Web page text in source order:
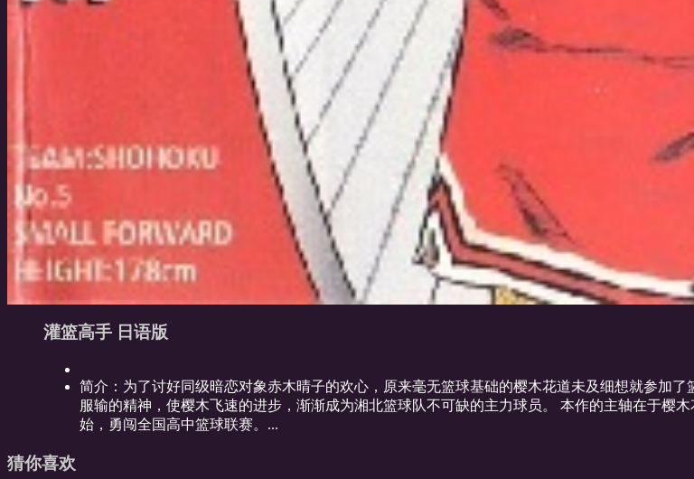
灌篮高手 日语版
简介： 为了讨好同级暗恋对象赤木晴子的欢心，原来毫无篮球基础的樱木花道未及细想就参加
服输的精神，使樱木飞速的进步，渐渐成为湘北篮球队不可缺的主力球员。 本作的主轴在于樱
始，勇闯全国高中篮球联赛。...
猜你喜欢